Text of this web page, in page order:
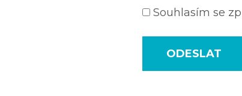
Souhlasím se
ODESLAT